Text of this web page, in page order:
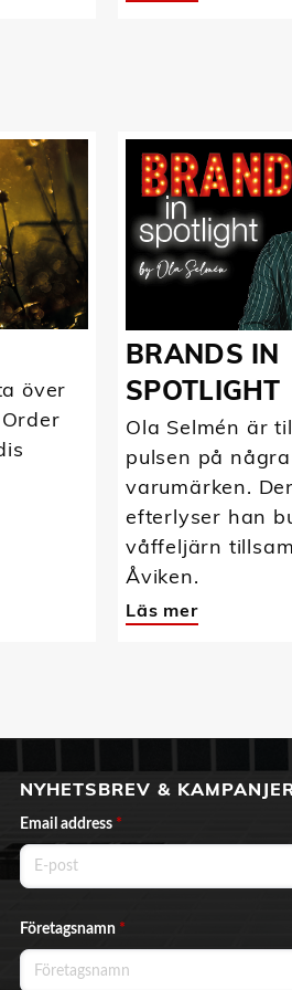
över
BRANDS IN
SPOTLIGHT
Ola Selmén är
pulsen på
varumärken.
efterlyser han
våffeljärn
Åviken.
Läs mer
NYHETSBREV &
Email address *
Företagsnamn *